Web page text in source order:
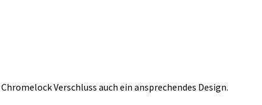
Verschluss auch ein ansprechendes Design.